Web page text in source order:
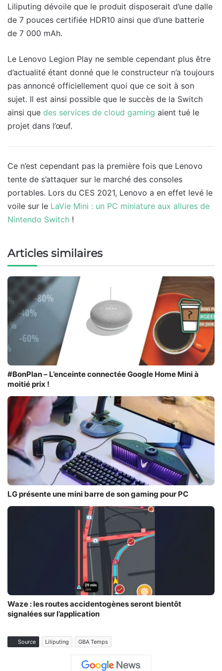
Liliputing dévoile que le produit disposerait d’une dalle
de 7 pouces certifiée HDR10 ainsi que d’une batterie
de 7 000 mAh.
Le Lenovo Legion Play ne semble cependant plus être
d’actualité étant donné que le constructeur n’a toujours
pas annoncé officiellement quoi que ce soit à son
sujet. Il est ainsi possible que le succès de la Switch
ainsi que des services de cloud gaming aient tué le
projet dans l’œuf.
Ce n’est cependant pas la première fois que Lenovo
tente de s’attaquer sur le marché des consoles
portables. Lors du CES 2021, Lenovo a en effet levé le
voile sur le LaVie Mini : un PC miniature aux allures de
Nintendo Switch !
Articles similaires
#BonPlan – L’enceinte connectée Google Home Mini à
moitié prix !
LG présente une mini barre de son gaming pour PC
Waze : les routes accidentogènes seront bientôt
signalées sur l’application
Source Liliputing GBA Temps